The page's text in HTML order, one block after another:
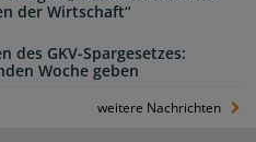
der Wirtschaft“
des GKV-Spargesetzes:
Woche geben
weitere Nachrichten